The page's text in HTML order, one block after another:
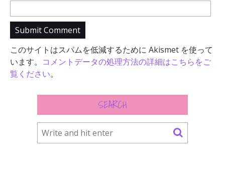
このサイトはスパムを低減するために Akismet を使って
います。 コメントデータの処理方法の詳細はこちらをご
覧ください。
SEARCH